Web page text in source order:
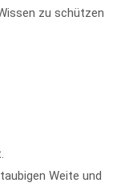
zu schützen
Weite und